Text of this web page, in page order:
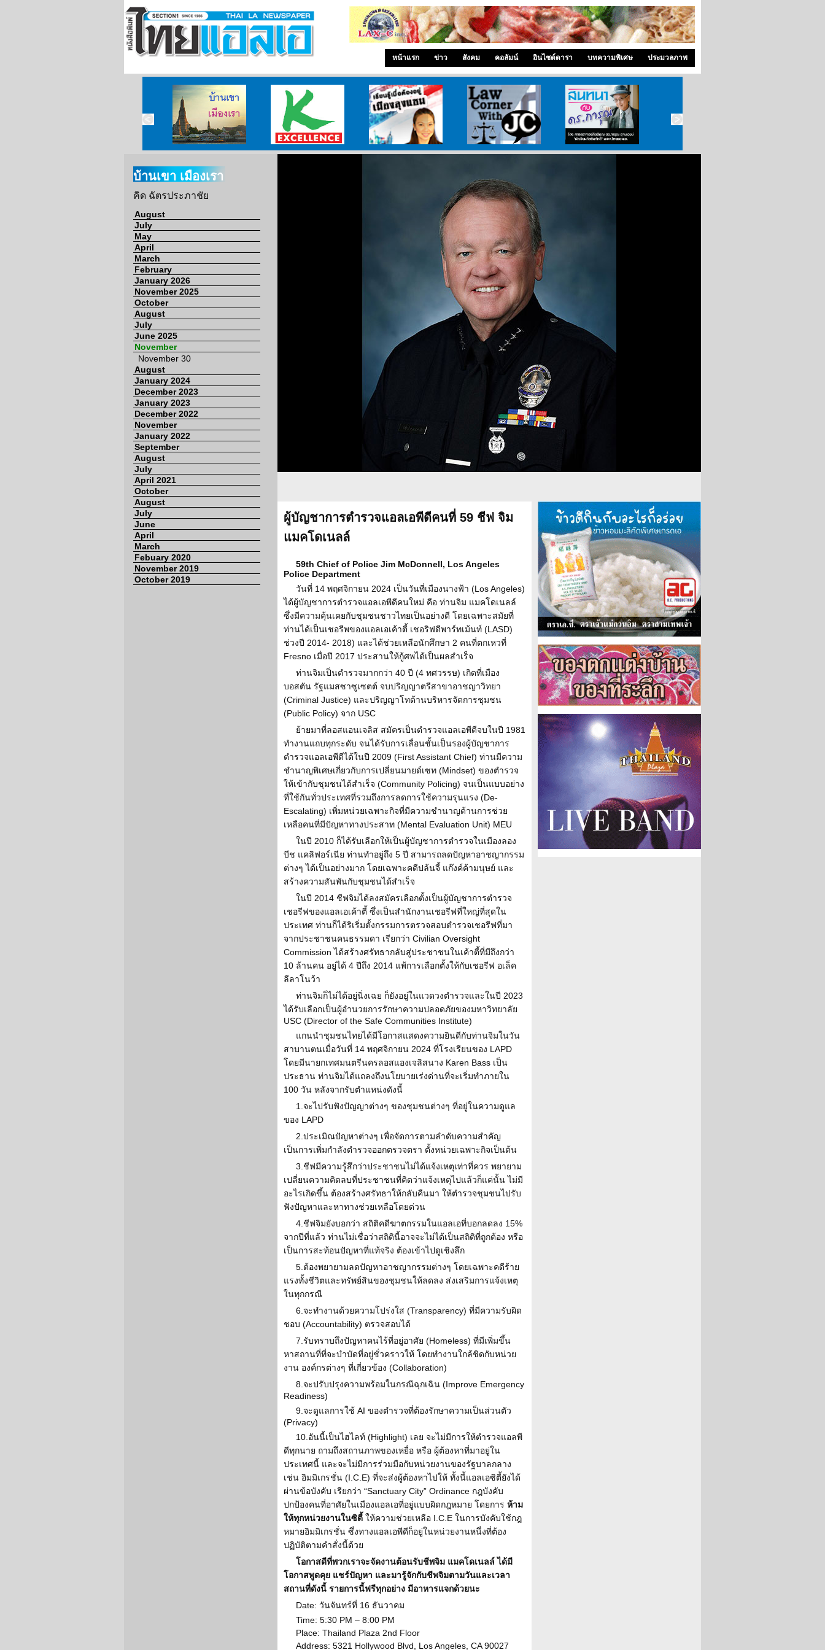
หน้าแรก ข่าว สังคม คอลัมน์ อินไซด์ดารา บทความพิเศษ ประมวลภาพ
บ้านเขา เมืองเรา ศูนย์วิจัยกสิกรไทย เรียนรู้เมื่ออยู่เมืองลุงแซม ทนายความโจอี้ สนทนากับ ดร.การุณ
บ้านเขา เมืองเรา
คิด ฉัตรประภาชัย
August
July
May
April
March
February
January 2026
November 2025
October
August
July
June 2025
November
November 30
August
January 2024
December 2023
January 2023
December 2022
November
January 2022
September
August
July
April 2021
October
August
July
June
April
March
Febuary 2020
November 2019
October 2019
ผู้บัญชาการตำรวจแอลเอพีดีคนที่ 59 ชีฟ จิม
แมคโดเนลล์
59th Chief of Police Jim McDonnell, Los Angeles
Police Department
วันที่ 14 พฤศจิกายน 2024 เป็นวันที่เมืองนางฟ้า (Los Angeles)
ได้ผู้บัญชาการตำรวจแอลเอพีดีคนใหม่ คือ ท่านจิม แมคโดเนลล์
ซึ่งมีความคุ้นเคยกับชุมชนชาวไทยเป็นอย่างดี โดยเฉพาะสมัยที่
ท่านได้เป็นเชอรีพของแอลเอเค้าตี้ เชอริฟดีพาร์ทเม้นท์ (LASD)
ช่วงปี 2014- 2018) และได้ช่วยเหลือนักศึกษา 2 คนที่ตกเหวที่
Fresno เมื่อปี 2017 ประสานให้กู้ศพได้เป็นผลสำเร็จ
ท่านจิมเป็นตำรวจมากกว่า 40 ปี (4 ทศวรรษ) เกิดที่เมือง
บอสตัน รัฐแมสซาซูเซตต์ จบปริญญาตรีสาขาอาชญาวิทยา
(Criminal Justice) และปริญญาโทด้านบริหารจัดการชุมชน
(Public Policy) จาก USC
ย้ายมาที่ลอสแอนเจลิส สมัครเป็นตำรวจแอลเอพีดีจบในปี 1981
ทำงานแถบทุกระดับ จนได้รับการเลื่อนชั้นเป็นรองผู้บัญชาการ
ตำรวจแอลเอพีดีได้ในปี 2009 (First Assistant Chief) ท่านมีความ
ชำนาญพิเศษเกี่ยวกับการเปลี่ยนมายด์เซท (Mindset) ของตำรวจ
ให้เข้ากับชุมชนได้สำเร็จ (Community Policing) จนเป็นแบบอย่าง
ที่ใช้กันทั่วประเทศที่รวมถึงการลดการใช้ความรุนแรง (De-
Escalating) เพิ่มหน่วยเฉพาะกิจที่มีความชำนาญด้านการช่วย
เหลือคนที่มีปัญหาทางประสาท (Mental Evaluation Unit) MEU
ในปี 2010 ก็ได้รับเลือกให้เป็นผู้บัญชาการตำรวจในเมืองลอง
บีช แคลิฟอร์เนีย ท่านทำอยู่ถึง 5 ปี สามารถลดปัญหาอาชญากรรม
ต่างๆ ได้เป็นอย่างมาก โดยเฉพาะคดีปล้นจี้ แก๊งค์ค้ามนุษย์ และ
สร้างความสันพันกับชุมชนได้สำเร็จ
ในปี 2014 ชีฟจิมได้ลงสมัครเลือกตั้งเป็นผู้บัญชาการตำรวจ
เชอรีฟของแอลเอเค้าตี้ ซึ่งเป็นสำนักงานเชอรีฟที่ใหญ่ที่สุดใน
ประเทศ ท่านก็ได้ริเริ่มตั้งกรรมการตรวจสอบตำรวจเชอรีฟที่มา
จากประชาชนคนธรรมดา เรียกว่า Civilian Oversight
Commission ได้สร้างศรัทธากลับสู่ประชาชนในเค้าตี้ที่มีถึงกว่า
10 ล้านคน อยู่ได้ 4 ปีถึง 2014 แพ้การเลือกตั้งให้กับเชอรีฟ อเล็ค
ลีลาโนว้า
ท่านจิมก็ไม่ได้อยู่นิ่งเฉย ก็ยังอยู่ในแวดวงตำรวจและในปี 2023
ได้รับเลือกเป็นผู้อำนวยการรักษาความปลอดภัยของมหาวิทยาลัย
USC (Director of the Safe Communities Institute)
แกนนำชุมชนไทยได้มีโอกาสแสดงความยินดีกับท่านจิมในวัน
สาบานตนเมื่อวันที่ 14 พฤศจิกายน 2024 ที่โรงเรียนของ LAPD
โดยมีนายกเทศมนตรีนครลอสแองเจลิสนาง Karen Bass เป็น
ประธาน ท่านจิมได้แถลงถึงนโยบายเร่งด่านที่จะเริ่มทำภายใน
100 วัน หลังจากรับตำแหน่งดังนี้
1.จะไปรับฟังปัญญาต่างๆ ของชุมชนต่างๆ ที่อยู่ในความดูแล
ของ LAPD
2.ประเมิณปัญหาต่างๆ เพื่อจัดการตามลำดับความสำคัญ
เป็นการเพิ่มกำลังตำรวจออกตรวจตรา ตั้งหน่วยเฉพาะกิจเป็นต้น
3.ชีฟมีความรู้สึกว่าประชาชนไม่ได้แจ้งเหตุเท่าที่ควร พยายาม
เปลี่ยนความคิดลบที่ประชาชนที่คิดว่าแจ้งเหตุไปแล้วก็แค่นั้น ไม่มี
อะไรเกิดขึ้น ต้องสร้างศรัทธาให้กลับคืนมา ให้ตำรวจชุมชนไปรับ
ฟังปัญหาและหาทางช่วยเหลือโดยด่วน
4.ชีฟจิมยังบอกว่า สถิติคดีฆาตกรรมในแอลเอที่บอกลดลง 15%
จากปีที่แล้ว ท่านไม่เชื่อว่าสถิตินี้อาจจะไม่ได้เป็นสถิติที่ถูกต้อง หรือ
เป็นการสะท้อนปัญหาที่แท้จริง ต้องเข้าไปดูเชิงลึก
5.ต้องพยายามลดปัญหาอาชญากรรมต่างๆ โดยเฉพาะคดีร้าย
แรงทั้งชีวิตและทรัพย์สินของชุมชนให้ลดลง ส่งเสริมการแจ้งเหตุ
ในทุกกรณี
6.จะทำงานด้วยความโปร่งใส (Transparency) ที่มีความรับผิด
ชอบ (Accountability) ตรวจสอบได้
7.รับทราบถึงปัญหาคนไร้ที่อยู่อาศัย (Homeless) ที่มีเพิ่มขึ้น
หาสถานที่ที่จะบำบัดที่อยู่ชั่วคราวให้ โดยทำงานใกล้ชิดกับหน่วย
งาน องค์กรต่างๆ ที่เกี่ยวข้อง (Collaboration)
8.จะปรับปรุงความพร้อมในกรณีฉุกเฉิน (Improve Emergency
Readiness)
9.จะดูแลการใช้ AI ของตำรวจที่ต้องรักษาความเป็นส่วนตัว
(Privacy)
10.อันนี้เป็นไฮไลท์ (Highlight) เลย จะไม่มีการให้ตำรวจแอลพี
ดีทุกนาย ถามถึงสถานภาพของเหยื่อ หรือ ผู้ต้องหาที่มาอยู่ใน
ประเทศนี้ และจะไม่มีการร่วมมือกับหน่วยงานของรัฐบาลกลาง
เช่น อิมมิเกรชั่น (I.C.E) ที่จะส่งผู้ต้องหาไปให้ ทั้งนี้แอลเอซิตี้ยังได้
ผ่านข้อบังคับ เรียกว่า “Sanctuary City” Ordinance กฎบังคับ
ปกป้องคนที่อาศัยในเมืองแอลเอที่อยู่แบบผิดกฎหมาย โดยการ ห้าม
ให้ทุกหน่วยงานในซิตี้ ให้ความช่วยเหลือ I.C.E ในการบังคับใช้กฎ
หมายอิมมิเกรชั่น ซึ่งทางแอลเอพีดีก็อยู่ในหน่วยงานหนึ่งที่ต้อง
ปฏิบัติตามคำสั่งนี้ด้วย
โอกาสดีที่พวกเราจะจัดงานต้อนรับชีพจิม แมคโดเนลล์ ได้มี
โอกาสพูดคุย แชร์ปัญหา และมารู้จักกับชีพจิมตามวันและเวลา
สถานที่ดังนี้ รายการนี้ฟรีทุกอย่าง มีอาหารแจกด้วยนะ
Date: วันจันทร์ที่ 16 ธันวาคม
Time: 5:30 PM – 8:00 PM
Place: Thailand Plaza 2nd Floor
Address: 5321 Hollywood Blvd, Los Angeles, CA 90027